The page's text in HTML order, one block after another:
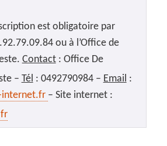
est obligatoire par
ou à l’Office de
Contact: Office De
– Tél : 0492790984 – Email :
internet.fr – Site internet :